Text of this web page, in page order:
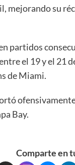
mejorando su
partidos
el 19 y el 21
de Miami.
Bay.
Comparte en